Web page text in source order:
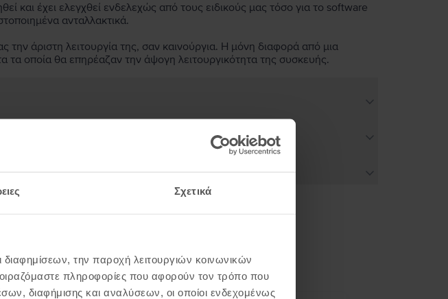
Σχετικά
την παροχή λειτουργιών κοινωνικών
πληροφορίες που αφορούν τον τρόπο που
διαφήμισης και αναλύσεων, οι οποίοι ενδεχομένως
και έχει ελεγχθεί ενδελεχώς από τους ειδικούς μας τόσο για το software
ανταλλακτικά.
άριστη λειτουργία της, σαν καινούργια. Η μόνη διαφορά από μια
τα οποία θα επηρέαζαν την άψογη λειτουργικότητα της συσκευής.
αναζήτησή σου